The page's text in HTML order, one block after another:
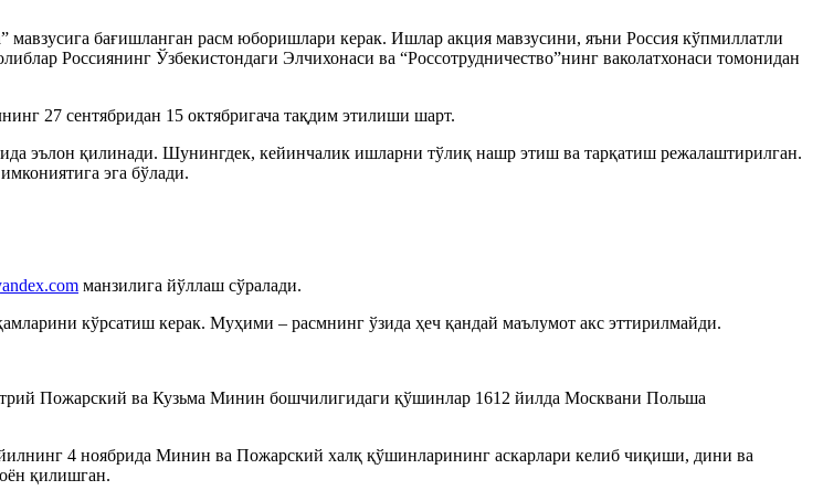
бағишланган расм юборишлари керак. Ишлар акция мавзусини, яъни Россия кўпмиллатли
Россиянинг Ўзбекистондаги Элчихонаси ва “Россотрудничество”нинг ваколатхонаси томонидан
27 сентябридан 15 октябригача тақдим этилиши шарт.
эълон қилинади. Шунингдек, кейинчалик ишларни тўлиқ нашр этиш ва тарқатиш режалаштирилган.
эга бўлади.
манзилига йўллаш сўралади.
кўрсатиш керак. Муҳими – расмнинг ўзида ҳеч қандай маълумот акс эттирилмайди.
Пожарский ва Кузьма Минин бошчилигидаги қўшинлар 1612 йилда Москвани Польша
4 ноябрида Минин ва Пожарский халқ қўшинларининг аскарлари келиб чиқиши, дини ва
қилишган.